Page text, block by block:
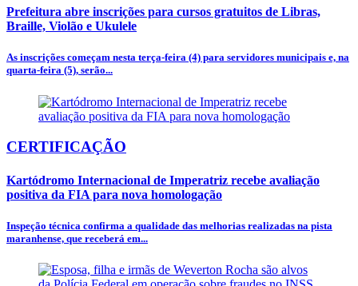
Prefeitura abre inscrições para cursos gratuitos de Libras,
Braille, Violão e Ukulele
As inscrições começam nesta terça-feira (4) para servidores municipais e, na
quarta-feira (5), serão...
CERTIFICAÇÃO
Kartódromo Internacional de Imperatriz recebe avaliação
positiva da FIA para nova homologação
Inspeção técnica confirma a qualidade das melhorias realizadas na pista
maranhense, que receberá em...